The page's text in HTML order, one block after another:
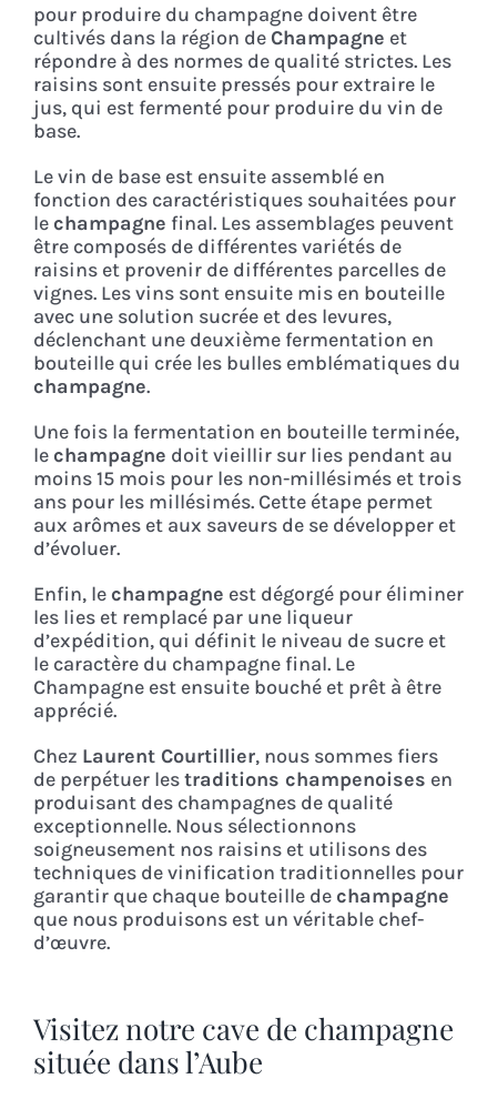
pour produire du champagne doivent être
cultivés dans la région de Champagne et
répondre à des normes de qualité strictes. Les
raisins sont ensuite pressés pour extraire le
jus, qui est fermenté pour produire du vin de
base.
Le vin de base est ensuite assemblé en
fonction des caractéristiques souhaitées pour
lechampagne final. Les assemblages peuvent
être composés de différentes variétés de
raisins et provenir de différentes parcelles de
vignes. Les vins sont ensuite mis en bouteille
avec une solution sucrée et des levures,
déclenchant une deuxième fermentation en
bouteille qui crée les bulles emblématiques du
champagne.
Une fois la fermentation en bouteille terminée,
lechampagne doit vieillir sur lies pendant au
moins 15 mois pour les non-millésimés et trois
ans pour les millésimés. Cette étape permet
aux arômes et aux saveurs de se développer et
d’évoluer.
Enfin, lechampagne est dégorgé pour éliminer
les lies et remplacé par une liqueur
d’expédition, qui définit le niveau de sucre et
le caractère du champagne final. Le
Champagne est ensuite bouché et prêt à être
apprécié.
Chez Laurent Courtillier, nous sommes fiers
de perpétuer lestraditions champenoises en
produisant des champagnes de qualité
exceptionnelle. Nous sélectionnons
soigneusement nos raisins et utilisons des
techniques de vinification traditionnelles pour
garantir que chaque bouteille dechampagne
que nous produisons est un véritable chef-
d’œuvre.
Visitez notre cave de champagne
située dans l’Aube